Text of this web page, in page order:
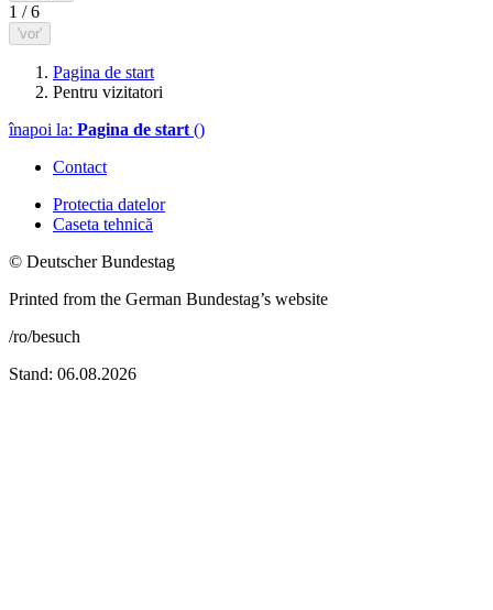
1 / 6
'vor'
Pagina de start
Pentru vizitatori
înapoi la: Pagina de start ()
Contact
Protectia datelor
Caseta tehnică
© Deutscher Bundestag
Printed from the German Bundestag’s website
/ro/besuch
Stand: 06.08.2026